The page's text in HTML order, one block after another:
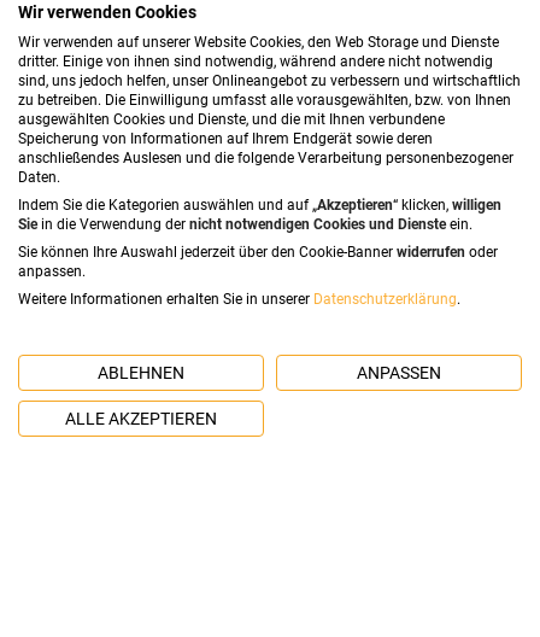
Startseite Über uns Kontakt
Impressum
Datenschutzerklärung
©2026 ALL RIGHTS RESERVED DIABETIKER.INFO - DAS
Wir verwenden Cookies
Wir verwenden auf unserer Website Cookies, den Web Storage und Dienste
dritter. Einige von ihnen sind notwendig, während andere nicht notwendig
sind, uns jedoch helfen, unser Onlineangebot zu verbessern und wirtschaftlich
zu betreiben. Die Einwilligung umfasst alle vorausgewählten, bzw. von Ihnen
ausgewählten Cookies und Dienste, und die mit Ihnen verbundene
Speicherung von Informationen auf Ihrem Endgerät sowie deren
anschließendes Auslesen und die folgende Verarbeitung personenbezogener
Daten.
Indem Sie die Kategorien auswählen und auf „Akzeptieren“ klicken, willigen
Sie in die Verwendung der nicht notwendigen Cookies und Diensteein.
Sie können Ihre Auswahl jederzeit über den Cookie-Banner widerrufen oder
anpassen.
Weitere Informationen erhalten Sie in unserer Datenschutzerklärung.
ABLEHNEN ANPASSEN
ALLE AKZEPTIEREN